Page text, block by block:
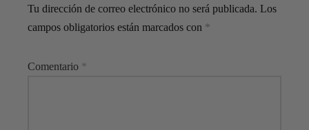
Tu dirección de correo electrónico no será publicada. Los
campos obligatorios están marcados con *
Comentario *